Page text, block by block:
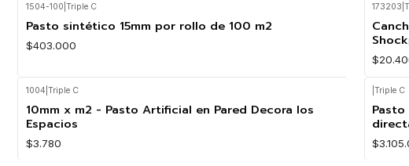
1504-100 Triple C
Pasto sintético 15mm por rollo de 100 m2
$403.000
173203 |
1004 Triple C
10mm x m2 - Pasto Artificial en Pared Decora los
Espacios
$3.780
|Triple C